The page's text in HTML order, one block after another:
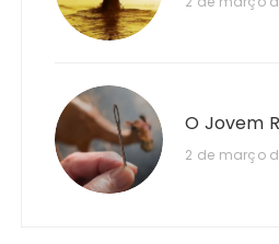
O Jovem
2 de março